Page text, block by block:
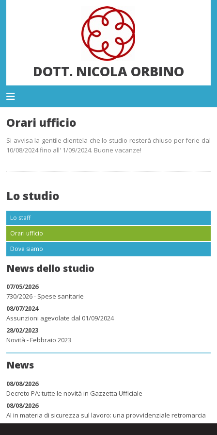
DOTT. NICOLA ORBINO
Orari ufficio
Si avvisa la gentile clientela che lo studio resterà chiuso per ferie dal
10/08/2024 fino all' 1/09/2024. Buone vacanze!
Lo studio
Lo staff
Orari ufficio
Dove siamo
News dello studio
07/05/2026
730/2026 - Spese sanitarie
08/07/2024
Assunzioni agevolate dal 01/09/2024
28/02/2023
Novità - Febbraio 2023
News
08/08/2026
Decreto PA: tutte le novità in Gazzetta Ufficiale
08/08/2026
AI in materia di sicurezza sul lavoro: una provvidenziale retromarcia